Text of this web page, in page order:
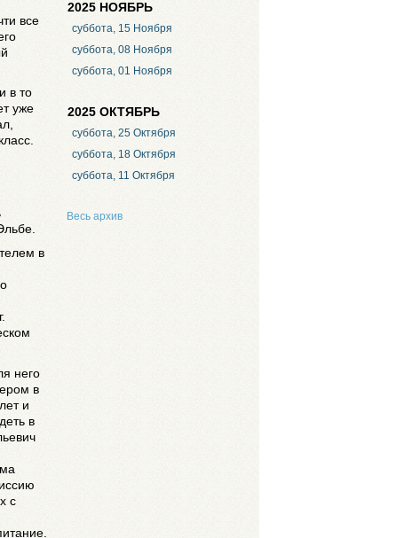
все
в то
уже
в
него
в
и
в
с
2025 НОЯБРЬ
суббота, 15 Ноября
суббота, 08 Ноября
суббота, 01 Ноября
2025 ОКТЯБРЬ
суббота, 25 Октября
суббота, 18 Октября
суббота, 11 Октября
Весь архив